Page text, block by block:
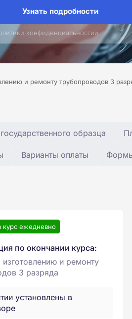
Узнать подробности
конфиденциальностии
и ремонту трубопроводов 3
образца
Варианты оплаты
курс ежедневно
по окончании курса:
и ремонту
3 разряда
установлены в